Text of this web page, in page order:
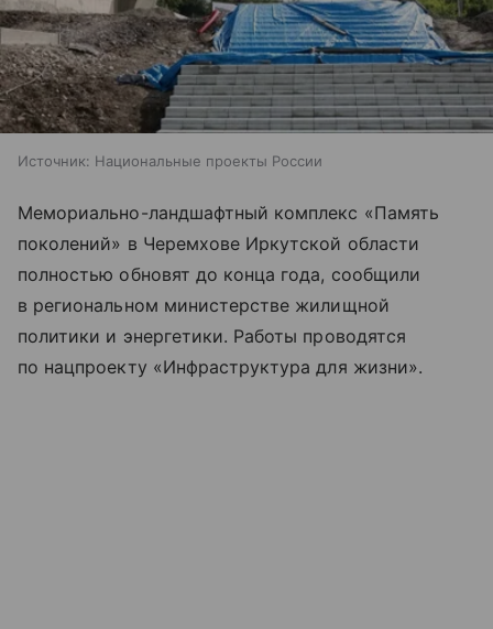
Источник: Национальные проекты России
Мемориально-ландшафтный комплекс «Память
поколений» в Черемхове Иркутской области
полностью обновят до конца года, сообщили
в региональном министерстве жилищной
политики и энергетики. Работы проводятся
по нацпроекту «Инфраструктура для жизни».